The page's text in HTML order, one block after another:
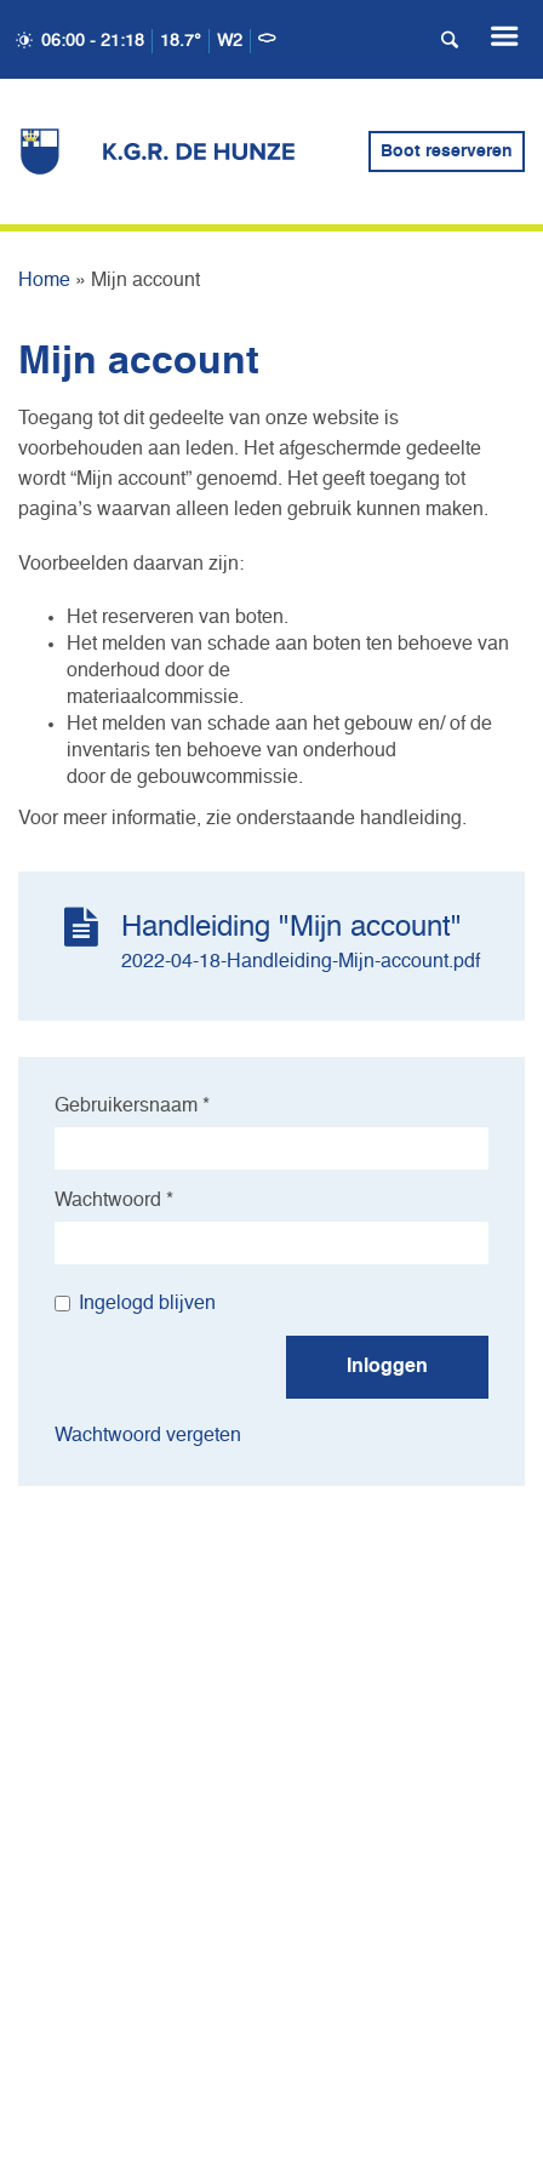
06:00 - 21:18 18.7° W2
Boot reserveren
Home » Mijn account
Mijn account
Toegang tot dit gedeelte van onze website is
voorbehouden aan leden. Het afgeschermde gedeelte
wordt “Mijn account” genoemd. Het geeft toegang tot
pagina’s waarvan alleen leden gebruik kunnen maken.
Voorbeelden daarvan zijn:
Het reserveren van boten.
Het melden van schade aan boten ten behoeve van
onderhoud door de
materiaalcommissie.
Het melden van schade aan het gebouw en/ of de
inventaris ten behoeve van onderhoud
door de gebouwcommissie.
Voor meer informatie, zie onderstaande handleiding.
Handleiding "Mijn account"
2022-04-18-Handleiding-Mijn-account.pdf
Gebruikersnaam *
Wachtwoord *
Ingelogd blijven
Inloggen
Wachtwoord vergeten